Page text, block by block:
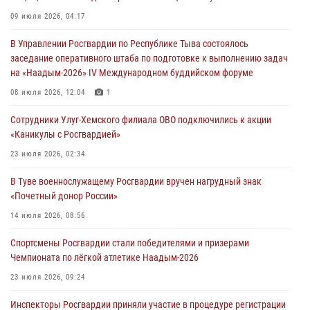
26 сигналов «Тревога» с автотранспортов отработали экипажи
29 июля 2026, 08:37
В Туве офицер Росгвардии подвела итоги юбилейного личного
забега
Росгвардеец стал бронзовым призером Чемпионата Тувы по
национальной игре - стрельбе из традиционного лука
09 июля 2026, 04:17
В Управлении Росгвардии по Республике Тыва состоялось
заседание оперативного штаба по подготовке к выполнению задач
на «Наадым-2026» IV Международном буддийском форуме
08 июля 2026, 12:04 1
Сотрудники Улуг-Хемского филиала ОВО подключились к акции
«Каникулы с Росгвардией»
23 июля 2026, 02:34
В Туве военнослужащему Росгвардии вручен нагрудный знак
«Почетный донор России»
14 июля 2026, 08:56
Спортсмены Росгвардии стали победителями и призерами
Чемпионата по лёгкой атлетике Наадым-2026
23 июля 2026, 09:24
Инспекторы Росгвардии приняли участие в процедуре регистрации